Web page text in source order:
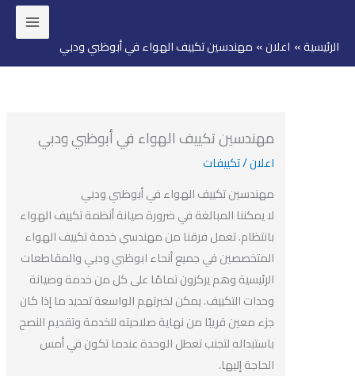
اعلان مهندسين تكييف الهواء في أبوظبي ودبي
مهندسين تكييف الهواء في أبوظبي ودبي
/تكييفات
مهندسين تكييف الهواء في أبوظبي ودبي
لا يمكننا المبالغة في ضرورة صيانة أنظمة تكييف الهواء
بانتظام. تعمل فرقنا من مهندسي خدمة تكييف الهواء
المتخصصين في جميع أنحاء ابوظبي ودبي والمقاطعات
الرئيسية وهم يركزون تمامًا على كل من خدمة وصيانة
وحدات التكييف. يمكن لخبرتهم الواسعة تحديد ما إذا كان
جزء معين قريبًا من نهاية صلاحيته للخدمة وتقديم النصح
باستبداله لتجنب تعطل الوحدة عندما تكون في أمس
الحاجة إليها.